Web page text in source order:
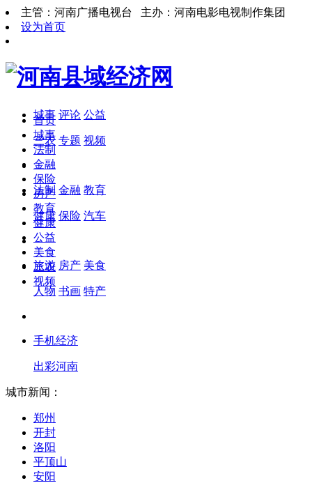
主管：河南广播电视台 主办：河南电影电视制作集团
设为首页
城事 评论 公益
三农 专题 视频
法制 金融 教育
健康 保险 汽车
旅游 房产 美食
人物 书画 特产
手机经济
出彩河南
首页
城事
法制
金融
保险
房产
教育
健康
公益
美食
三农
视频
城市新闻：
郑州
开封
洛阳
平顶山
安阳